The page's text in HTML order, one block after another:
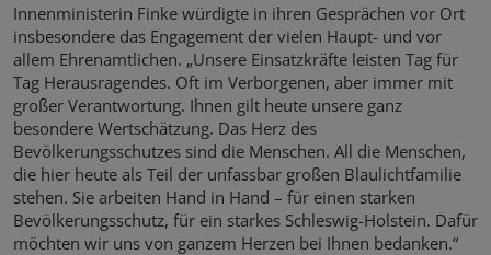
Innenministerin Finke würdigte in ihren Gesprächen vor Ort
insbesondere das Engagement der vielen Haupt- und vor
allem Ehrenamtlichen. „Unsere Einsatzkräfte leisten Tag für
Tag Herausragendes. Oft im Verborgenen, aber immer mit
großer Verantwortung. Ihnen gilt heute unsere ganz
besondere Wertschätzung. Das Herz des
Bevölkerungsschutzes sind die Menschen. All die Menschen,
die hier heute als Teil der unfassbar großen Blaulichtfamilie
stehen. Sie arbeiten Hand in Hand – für einen starken
Bevölkerungsschutz, für ein starkes Schleswig-Holstein. Dafür
möchten wir uns von ganzem Herzen bei Ihnen bedanken.“